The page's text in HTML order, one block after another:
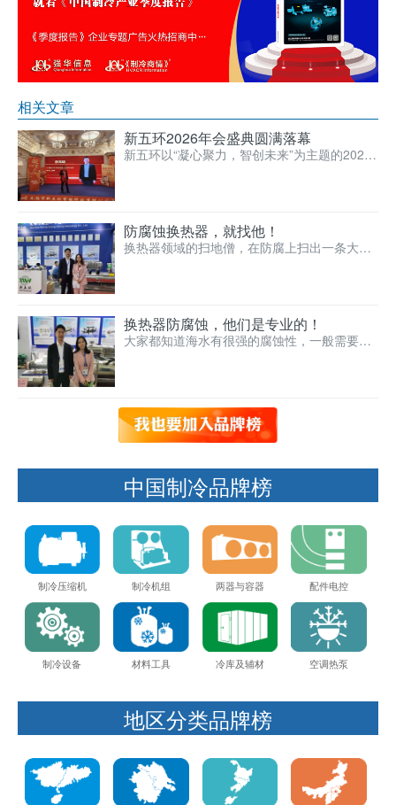
相关文章
新五环2026年会盛典圆满落幕
新五环以“凝心聚力，智创未来”为主题的2026
防腐蚀换热器，就找他！
换热器领域的扫地僧，在防腐上扫出一条大
换热器防腐蚀，他们是专业的！
大家都知道海水有很强的腐蚀性，一般需要有
中国制冷品牌榜
制冷压缩机 制冷机组 两器与容器 配件电控
制冷设备 材料工具 冷库及辅材 空调热泵
地区分类品牌榜